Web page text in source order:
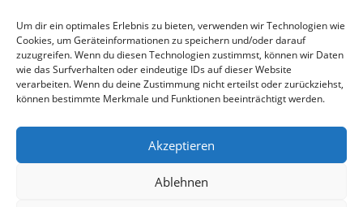
Um dir ein optimales Erlebnis zu bieten, verwenden wir Technologien wie
Cookies, um Geräteinformationen zu speichern und/oder darauf
zuzugreifen. Wenn du diesen Technologien zustimmst, können wir Daten
wie das Surfverhalten oder eindeutige IDs auf dieser Website
verarbeiten. Wenn du deine Zustimmung nicht erteilst oder zurückziehst,
können bestimmte Merkmale und Funktionen beeinträchtigt werden.
Akzeptieren
Ablehnen
Datenschutzerklärung
Informationen zur Datenerhebung
Fachbereiche: